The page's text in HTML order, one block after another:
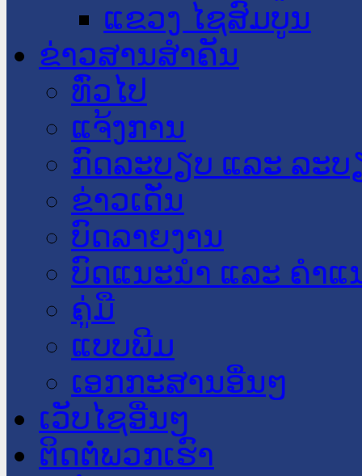
ແຂວງ ໄຊສົມບູນ
ຂ່າວສານສໍາຄັນ
​ທົ່ວ​ໄປ
ແຈ້ງການ
ກົດລະບຽບ ແລະ ລະບ
ຂ່າວເດັ່ນ
ບົດລາຍງານ
ບົດແນະນໍາ ແລະ ຄໍາແ
ຄູ່ມື
ແບບພີມ
ເອກກະສານອື່ນໆ
ເວັບໄຊອື່ນໆ
ຕິດຕໍ່ພວກເຮົາ